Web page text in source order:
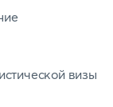
визы